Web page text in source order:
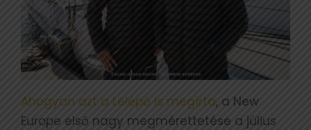
Ahogyan azt a Lelépő is megírta, a New
Europe első nagy megmérettetése a július